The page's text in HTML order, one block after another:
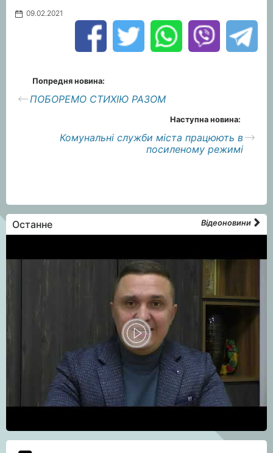
09.02.2021
Попредня новина:
ПОБОРЕМО СТИХІЮ РАЗОМ
Наступна новина:
Комунальні служби міста працюють в
посиленому режимі
Останне Відеоновини